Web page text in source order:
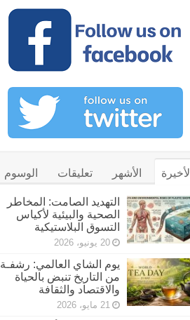
الأخيرة الأشهر تعليقات الوسوم
التهديد الصامت: المخاطر
الصحية والبيئية لأكياس
التسوق البلاستيكية
20 يونيو، 2026
يوم الشاي العالمي: رشفـة
من التاريخ تنبض بالحياة
والاقتصاد والثقافة
21 مايو، 2026